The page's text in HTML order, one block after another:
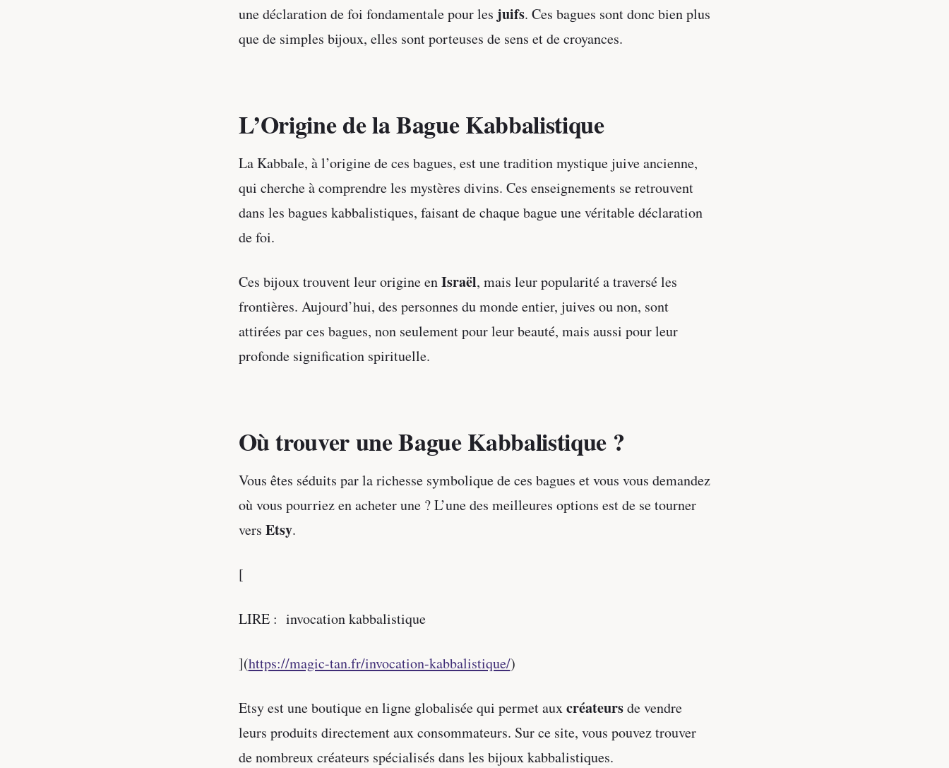
une déclaration de foi fondamentale pour les juifs. Ces bagues sont donc bien plus
que de simples bijoux, elles sont porteuses de sens et de croyances.
L’Origine de la Bague Kabbalistique
La Kabbale, à l’origine de ces bagues, est une tradition mystique juive ancienne,
qui cherche à comprendre les mystères divins. Ces enseignements se retrouvent
dans les bagues kabbalistiques, faisant de chaque bague une véritable déclaration
de foi.
Ces bijoux trouvent leur origine enIsraël, mais leur popularité a traversé les
frontières. Aujourd’hui, des personnes du monde entier, juives ou non, sont
attirées par ces bagues, non seulement pour leur beauté, mais aussi pour leur
profonde signification spirituelle.
Où trouver une Bague Kabbalistique ?
Vous êtes séduits par la richesse symbolique de ces bagues et vous vous demandez
où vous pourriez en acheter une ? L’une des meilleures options est de se tourner
vers Etsy.
[
LIRE : invocation kabbalistique
](https://magic-tan.fr/invocation-kabbalistique/)
Etsy est une boutique en ligne globalisée qui permet auxcréateursde vendre
leurs produits directement aux consommateurs. Sur ce site, vous pouvez trouver
de nombreux créateurs spécialisés dans les bijoux kabbalistiques.